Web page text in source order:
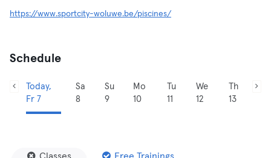
https://www.sportcity-woluwe.be/piscines/
Schedule
Today,
Fr 7
Sa
8
Su
9
Mo
10
Tu
11
We
12
Th
13